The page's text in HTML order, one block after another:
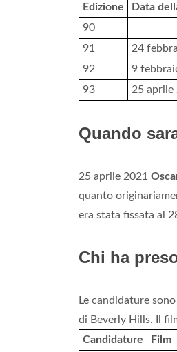
Edizione
Data
90
91
24
92
9
93
25 aprile
Quando
25 aprile 2021
quanto
era stata fissata al
Chi ha
Le candidature
di Beverly Hills. Il
Candidature
Film